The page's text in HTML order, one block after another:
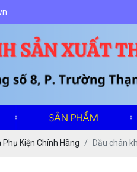
SẢN PHẨM
Kiện Chính Hãng Dầu chân